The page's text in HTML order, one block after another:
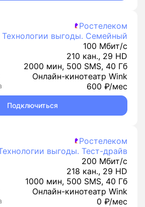
Ростелеком
Технологии выгоды. Семейный
100 Мбит/с
210 кан., 29 HD
2000 мин, 500 SMS, 40 Гб
Онлайн-кинотеатр Wink
600 ₽/мес
Подключиться
Ростелеком
выгоды. Тест-драйв
200 Мбит/с
218 кан., 29 HD
1000 мин, 500 SMS, 40 Гб
Онлайн-кинотеатр Wink
0 ₽/мес